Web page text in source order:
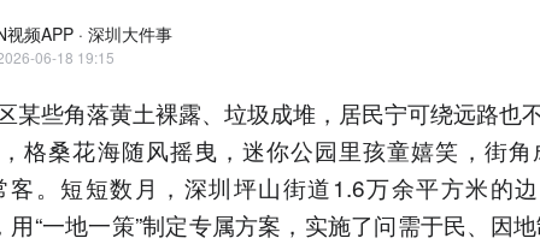
视频APP · 深圳大件事
06-18 19:15
某些角落黄土裸露、垃圾成堆，居民宁可绕远路也
格桑花海随风摇曳，迷你公园里孩童嬉笑，街角
客。短短数月，深圳坪山街道1.6万余平方米的
用“一地一策”制定专属方案，实施了问需于民、因